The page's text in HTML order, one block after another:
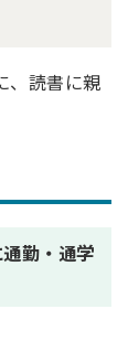
、読書に親
勤・通学